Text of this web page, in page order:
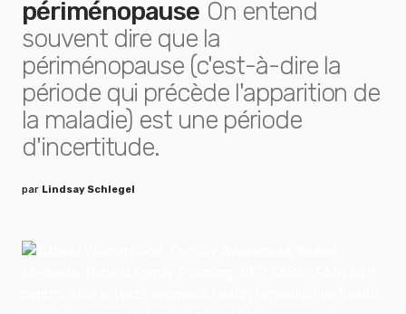
périménopause On entend
souvent dire que la
périménopause (c'est-à-dire la
période qui précède l'apparition de
la maladie) est une période
d'incertitude.
par Lindsay Schlegel